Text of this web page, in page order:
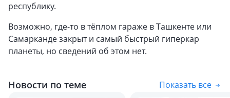
республику.
Возможно, где-то в тёплом гараже в Ташкенте или
Самарканде закрыт и самый быстрый гиперкар
планеты, но сведений об этом нет.
Новости по теме Показать все